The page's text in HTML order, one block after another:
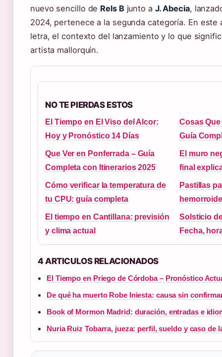
nuevo sencillo de Rels Bjunto a J. Abecia,
2024, pertenece a la segunda categoría. En este
letra, el contexto del lanzamiento y lo que
artista mallorquín.
NO TE PIERDAS ESTOS
El Tiempo en El Viso del Alcor:
Hoy y Pronóstico 14 Días
Cosas
Guía
Que Ver en Ponferrada – Guía
Completa con Itinerarios 2025
El muro
final
Cómo verificar la temperatura de
tu CPU: guía completa
Pastillas
El tiempo en Cantillana: previsión
y clima actual
Solsticio
Fecha,
4 ARTICULOS RELACIONADOS
El Tiempo en Priego de Córdoba – Pronóstico
De qué ha muerto Robe Iniesta: causa sin
Book of Mormon Madrid: duración, entradas e
Nuria Ruiz Tobarra, jueza: perfil, sueldo y caso de